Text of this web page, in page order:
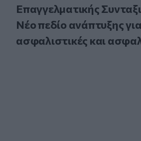
Επαγγελματικής
Νέο πεδίο ανάπτυξης για
ασφαλιστικές και